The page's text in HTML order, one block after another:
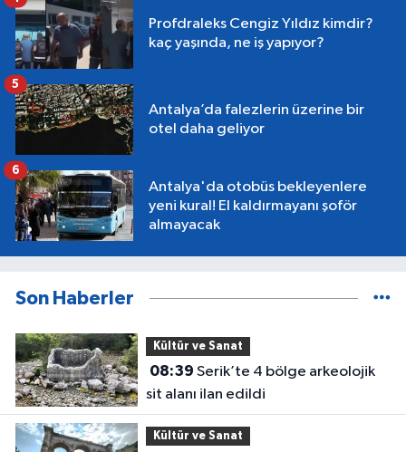
Profdraleks Cengiz Yıldız kimdir?
kaç yaşında, ne iş yapıyor?
Antalya’da falezlerin üzerine bir
otel daha geliyor
5
Antalya'da otobüs bekleyenlere
yeni kural! El kaldırmayanı şoför
almayacak
6
Son Haberler
Kültür ve Sanat
08:39
sit alanı ilan edildi
Kültür ve Sanat